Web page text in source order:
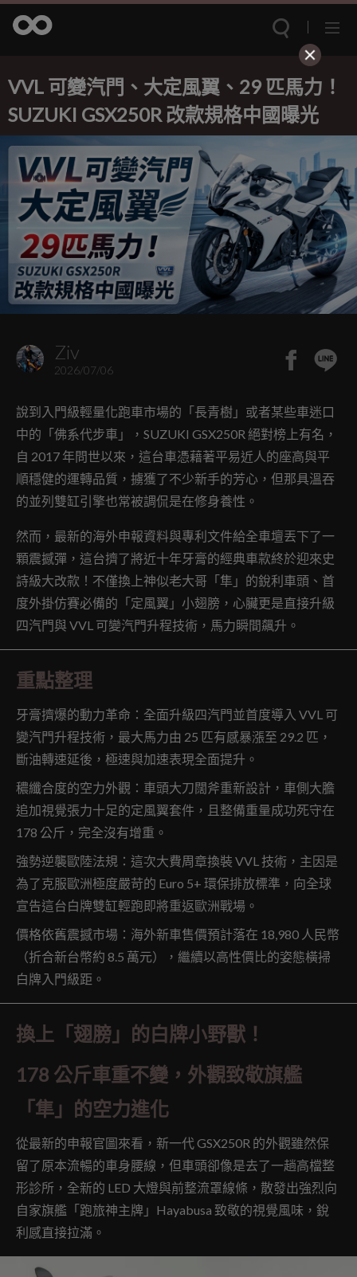
VVL 可變汽門、大定風翼、29 匹馬力！
SUZUKI GSX250R 改款規格中國曝光
Ziv
2026/07/06
說到入門級輕量化跑車市場的「長青樹」或者某些車迷口
中的「佛系代步車」，SUZUKI GSX250R 絕對榜上有名，
自 2017 年問世以來，這台車憑藉著平易近人的座高與平
順穩健的運轉品質，擄獲了不少新手的芳心，但那具溫吞
的並列雙缸引擎也常被調侃是在修身養性。
然而，最新的海外申報資料與專利文件給全車壇丟下了一
顆震撼彈，這台擠了將近十年牙膏的經典車款終於迎來史
詩級大改款！不僅換上神似老大哥「隼」的銳利車頭、首
度外掛仿賽必備的「定風翼」小翅膀，心臟更是直接升級
四汽門與 VVL 可變汽門升程技術，馬力瞬間飆升。
重點整理
牙膏擠爆的動力革命：全面升級四汽門並首度導入 VVL 可
變汽門升程技術，最大馬力由 25 匹有感暴漲至 29.2 匹，
斷油轉速延後，極速與加速表現全面提升。
穠纖合度的空力外觀：車頭大刀闊斧重新設計，車側大膽
追加視覺張力十足的定風翼套件，且整備重量成功死守在
178 公斤，完全沒有增重。
強勢逆襲歐陸法規：這次大費周章換裝 VVL 技術，主因是
為了克服歐洲極度嚴苛的 Euro 5+ 環保排放標準，向全球
宣告這台白牌雙缸輕跑即將重返歐洲戰場。
價格依舊震撼市場：海外新車售價預計落在 18,980 人民幣
（折合新台幣約 8.5 萬元），繼續以高性價比的姿態橫掃
白牌入門級距。
換上「翅膀」的白牌小野獸！
178 公斤車重不變，外觀致敬旗艦
「隼」的空力進化
從最新的申報官圖來看，新一代 GSX250R 的外觀雖然保
留了原本流暢的車身腰線，但車頭卻像是去了一趟高檔整
形診所，全新的 LED 大燈與前整流罩線條，散發出強烈向
自家旗艦「跑旅神主牌」Hayabusa 致敬的視覺風味，銳
利感直接拉滿。